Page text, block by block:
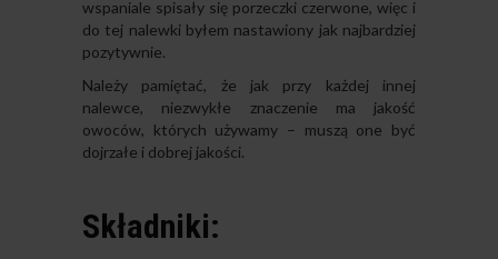
wspaniale spisały się porzeczki czerwone, więc i
do tej nalewki byłem nastawiony jak najbardziej
pozytywnie.
Należy pamiętać, że jak przy każdej innej
nalewce, niezwykłe znaczenie ma jakość
owoców, których używamy – muszą one być
dojrzałe i dobrej jakości.
Składniki: